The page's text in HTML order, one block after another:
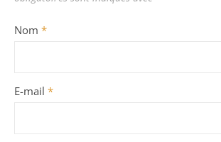
Nom *
E-mail *